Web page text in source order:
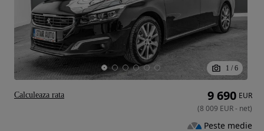
1 / 6
9 690 EUR
(8 009 EUR- net)
Peste medie
Calculeaza rata